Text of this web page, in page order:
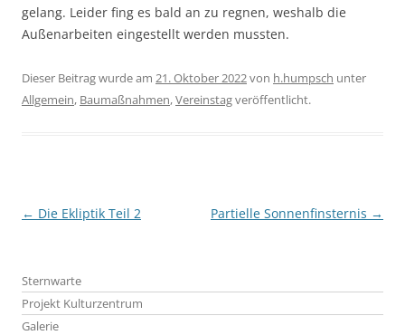
gelang. Leider fing es bald an zu regnen, weshalb die
Außenarbeiten eingestellt werden mussten.
Dieser Beitrag wurde am 21. Oktober 2022von h.humpsch unter
Allgemein, Baumaßnahmen,Vereinstagveröffentlicht.
Beitragsnavigation
← Die Ekliptik Teil 2 Partielle Sonnenfinsternis →
Sternwarte
Projekt Kulturzentrum
Galerie